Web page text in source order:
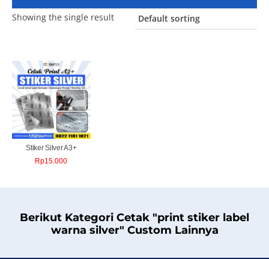
Showing the single result
Stiker Silver A3+
Rp15.000
Berikut Kategori Cetak "print stiker label
warna silver" Custom Lainnya